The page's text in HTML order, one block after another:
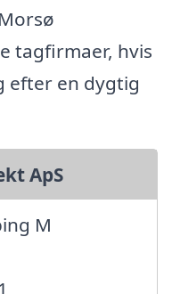
tagfirmaer, hvis
efter en dygtig
ApS
M